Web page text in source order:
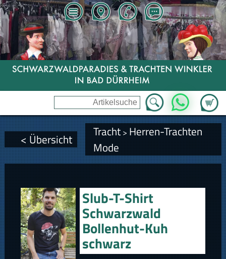
Zum
WhatsApp
< Übersicht Tracht> Herren-Trachten
Mode
Slub-T-Shirt
Schwarzwald
Bollenhut-Kuh
schwarz